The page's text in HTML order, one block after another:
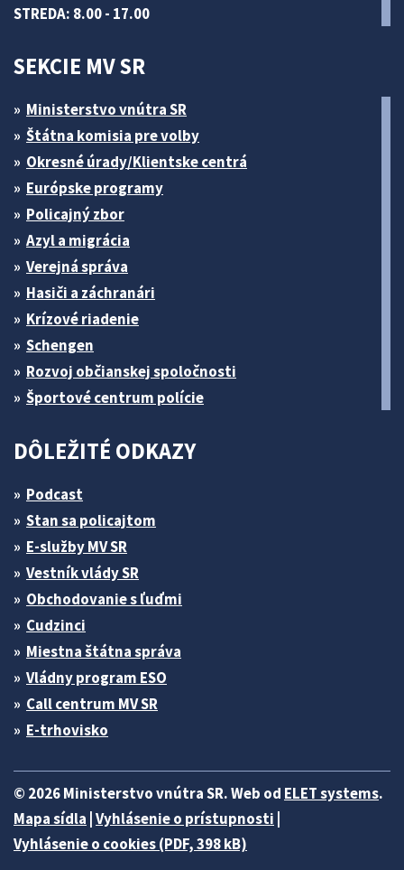
STREDA: 8.00 - 17.00
SEKCIE MV SR
Ministerstvo vnútra SR
Štátna komisia pre volby
Okresné úrady/Klientske centrá
Európske programy
Policajný zbor
Azyl a migrácia
Verejná správa
Hasiči a záchranári
Krízové riadenie
Schengen
Rozvoj občianskej spoločnosti
Športové centrum polície
DÔLEŽITÉ ODKAZY
Podcast
Stan sa policajtom
E-služby MV SR
Vestník vlády SR
Obchodovanie s ľuďmi
Cudzinci
Miestna štátna správa
Vládny program ESO
Call centrum MV SR
E-trhovisko
© 2026 Ministerstvo vnútra SR. Web od ELET systems.
Mapa sídla Vyhlásenie o prístupnosti
Vyhlásenie o cookies (PDF, 398 kB)